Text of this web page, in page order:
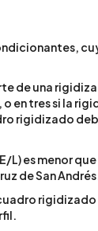
de una
en tres si la
rigidizado
L) es menor
de San